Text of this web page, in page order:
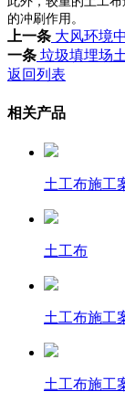
的冲刷作用。
上一条 大风环境
一条 垃圾填埋场
返回列表
相关产品
土工布施工
土工布
土工布施工
土工布施工